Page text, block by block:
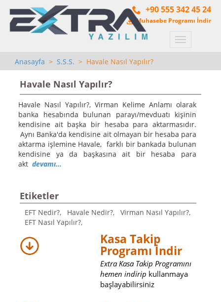
+90 555 342 45 24
Muhasebe Programı İndir
Menü
Anasayfa > S.S.S. > Havale Nasıl Yapılır?
Havale Nasıl Yapılır?
Havale Nasıl Yapılır?, Virman Kelime Anlamı olarak
banka hesabında bulunan parayı/mevduatı kişinin
kendisine ait başka bir hesaba para aktarmasıdır.
Aynı Banka'da kendisine ait olmayan bir hesaba para
aktarma işlemine Havale, farklı bir bankada bulunan
kendisine ya da başkasına ait bir hesaba para
akt devamı...
Etiketler
EFT Nedir?, Havale Nedir?,
Virman Nasıl Yapılır?,
EFT Nasıl Yapılır?,
Kasa Takip
Programı İndir
Extra Kasa Takip Programını
hemen indirip kullanmaya
başlayabilirsiniz